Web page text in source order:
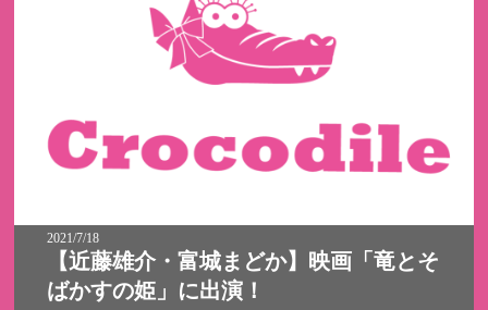
2021/7/18
【近藤雄介・富城まどか】映画「竜とそ
ばかすの姫」に出演！